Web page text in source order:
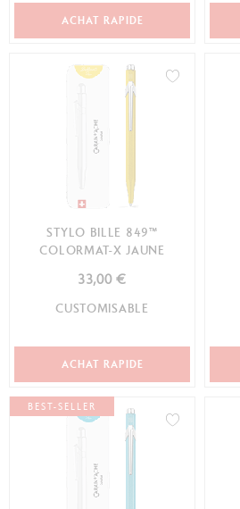
ACHAT RAPIDE
STYLO BILLE 849™
COLORMAT-X JAUNE
33,00 €
CUSTOMISABLE
ACHAT RAPIDE
BEST-SELLER